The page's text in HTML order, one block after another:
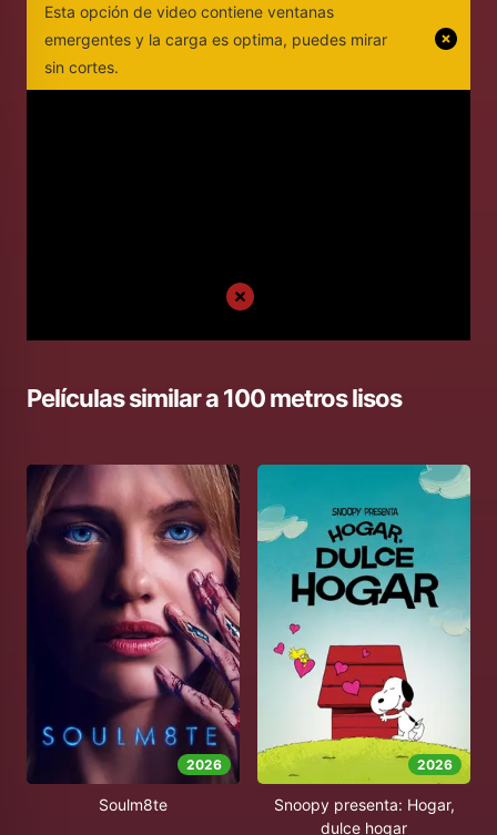
Esta opción de video contiene ventanas
emergentes y la carga es optima, puedes mirar
sin cortes.
Películas similar a100 metros lisos
2026
Soulm8te
2026
Snoopy presenta: Hogar,
dulce hogar